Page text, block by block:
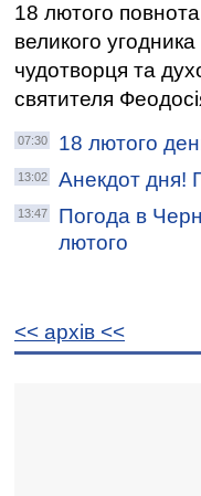
18 лютого
великого
чудотворця та
святителя
07:30 18 лютого
13:02 Анекдот дня!
13:47
Погода в
лютого
<< архiв <<